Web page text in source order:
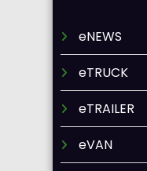
eNEWS
eTRUCK
eTRAILER
eVAN